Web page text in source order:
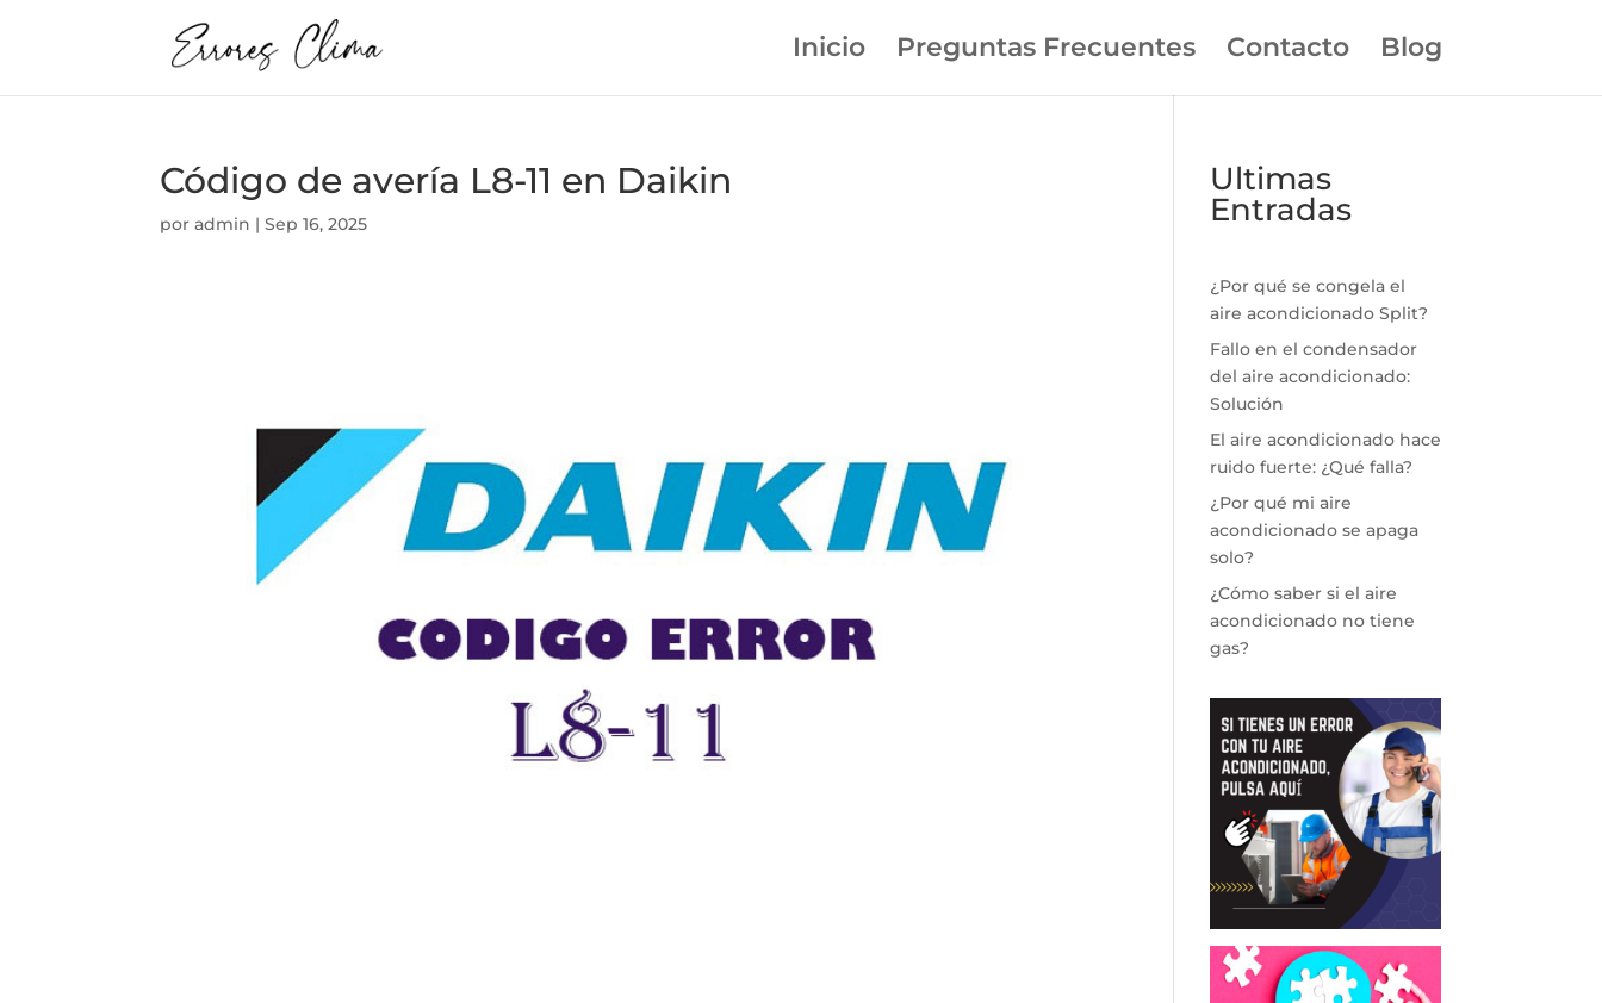
Inicio Preguntas Frecuentes Contacto Blog
Código de avería L8-11 en Daikin
poradmin |Sep 16, 2025
Ultimas
Entradas
¿Por qué se congela el
aire acondicionado Split?
Fallo en el condensador
del aire acondicionado:
Solución
El aire acondicionado hace
ruido fuerte: ¿Qué falla?
¿Por qué mi aire
acondicionado se apaga
solo?
¿Cómo saber si el aire
acondicionado no tiene
gas?